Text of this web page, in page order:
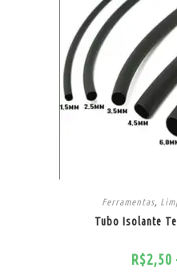
Ferramentas,
Tubo Isolante
R$2,50